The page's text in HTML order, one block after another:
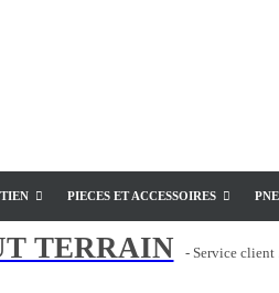
PIECES ET ACCESSOIRES
TERRAIN - Service client